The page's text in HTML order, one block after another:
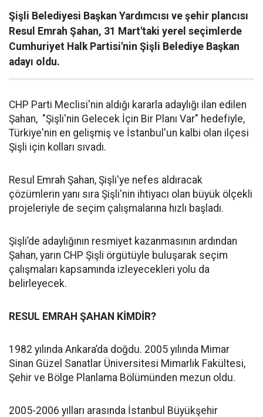
Şişli Belediyesi Başkan Yardımcısı ve şehir plancısı
Resul Emrah Şahan, 31 Mart'taki yerel seçimlerde
Cumhuriyet Halk Partisi'nin Şişli Belediye Başkan
adayı oldu.
CHP Parti Meclisi'nin aldığı kararla adaylığı ilan edilen
Şahan, "Şişli'nin Gelecek İçin Bir Planı Var" hedefiyle,
Türkiye'nin en gelişmiş ve İstanbul'un kalbi olan ilçesi
Şişli için kolları sıvadı.
Resul Emrah Şahan, Şişli'ye nefes aldıracak
çözümlerin yanı sıra Şişli'nin ihtiyacı olan büyük ölçekli
projeleriyle de seçim çalışmalarına hızlı başladı.
Şişli’de adaylığının resmiyet kazanmasının ardından
Şahan, yarın CHP Şişli örgütüyle buluşarak seçim
çalışmaları kapsamında izleyecekleri yolu da
belirleyecek.
RESUL EMRAH ŞAHAN KİMDİR?
1982 yılında Ankara’da doğdu. 2005 yılında Mimar
Sinan Güzel Sanatlar Üniversitesi Mimarlık Fakültesi,
Şehir ve Bölge Planlama Bölümünden mezun oldu.
2005-2006 yılları arasında İstanbul Büyükşehir